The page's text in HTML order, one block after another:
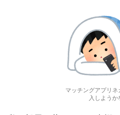
マッチングアプリネ
入しようか